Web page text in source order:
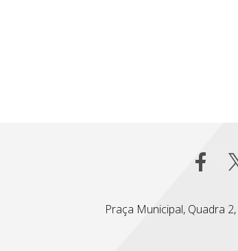
Praça Municipal, Quadra